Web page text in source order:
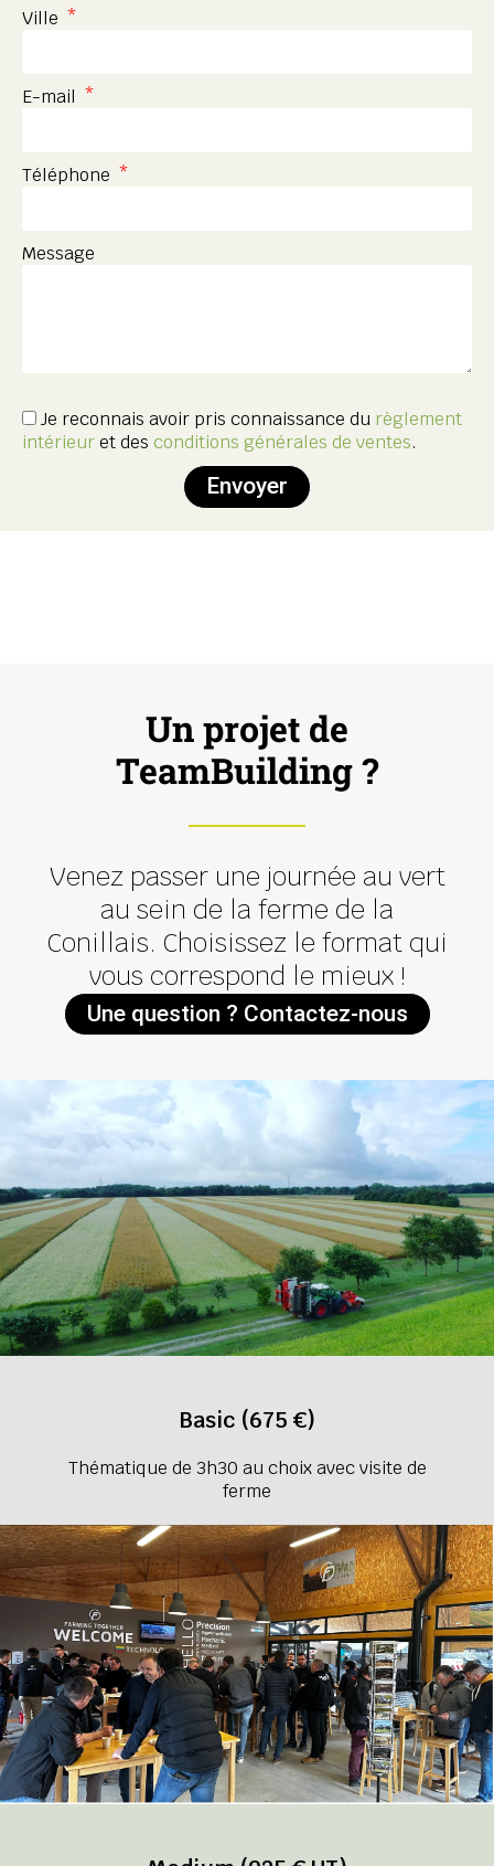
Ville
E-mail
Téléphone
Message
Je reconnais avoir pris connaissance du règlement
intérieuret des conditions générales de ventes.
Envoyer
Un projet de
TeamBuilding ?
Venez passer une journée au vert
au sein de la ferme de la
Conillais. Choisissez le format qui
vous correspond le mieux !
Une question ? Contactez-nous
Basic (675 €)
Thématique de 3h30 au choix avec visite de
ferme